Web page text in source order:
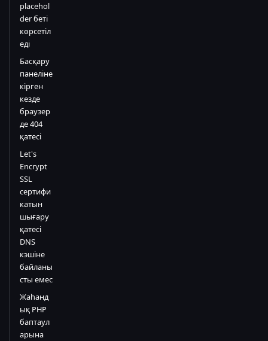
placehol
der беті
көрсетіл
еді
Басқару
панеліне
кірген
кезде
браузер
де 404
қатесі
Let's
Encrypt
SSL
сертифи
катын
шығару
қатесі
DNS
кэшіне
байланы
сты емес
Жаһанд
ық PHP
баптаул
арына